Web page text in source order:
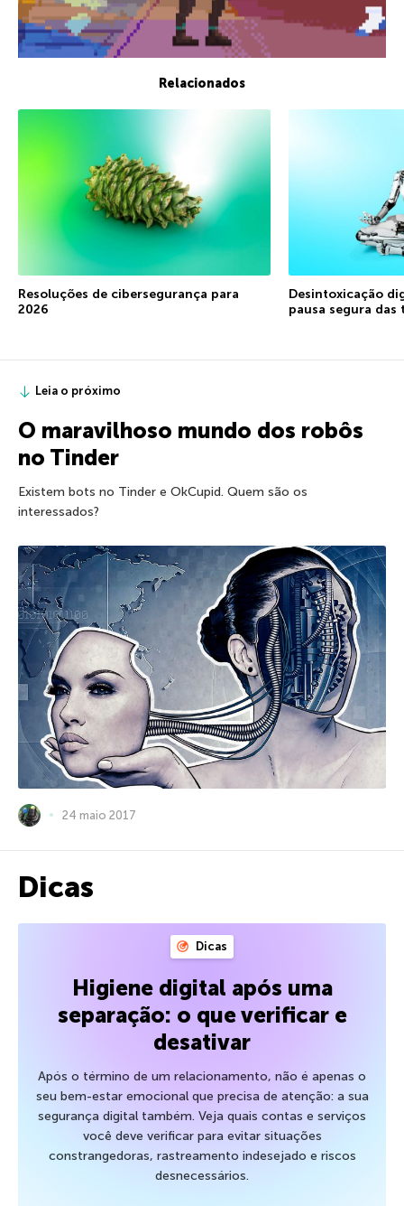
Relacionados
Resoluções de cibersegurança para
2026
Desintoxicação
pausa segura das
Leia o próximo
O maravilhoso mundo dos robôs
no Tinder
Existem bots no Tinder e OkCupid. Quem são os
interessados?
24 maio 2017
Dicas
Dicas
Higiene digital após uma
separação: o que verificar e
desativar
Após o término de um relacionamento, não é apenas o
seu bem-estar emocional que precisa de atenção: a sua
segurança digital também. Veja quais contas e serviços
você deve verificar para evitar situações
constrangedoras, rastreamento indesejado e riscos
desnecessários.